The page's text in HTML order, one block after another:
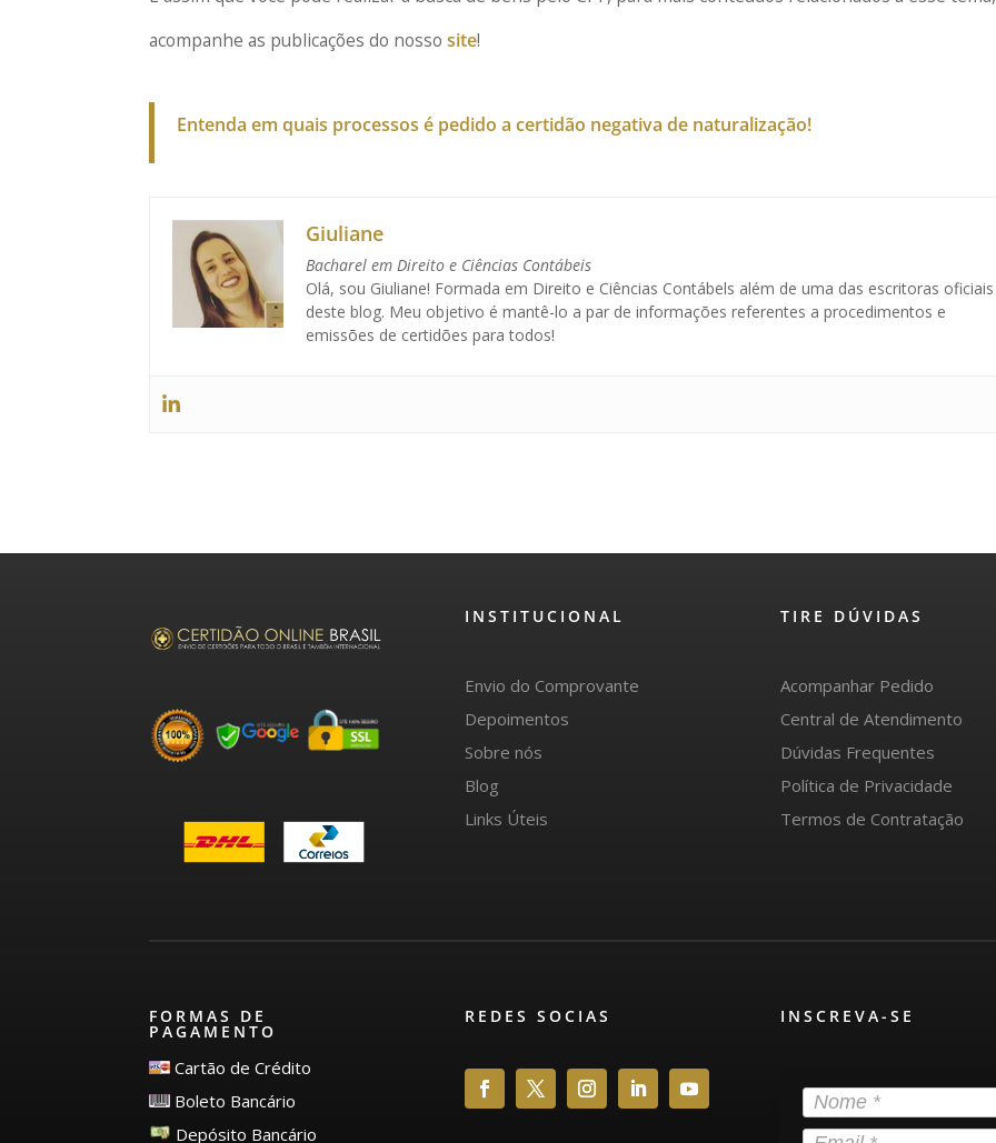
acompanhe as publicações do nossosite!
Entenda em quais processos é pedido a certidão negativa de naturalização!
Giuliane
Bacharel em Direito e Ciências Contábeis
Olá, sou Giuliane! Formada em Direito e Ciências Contábels além de uma das escritoras oficiais
deste blog. Meu objetivo é mantê-lo a par de informações referentes a procedimentos e
emissões de certidões para todos!
INSTITUCIONAL
Envio do Comprovante
Depoimentos
Sobre nós
Blog
Links Úteis
TIRE DÚVIDAS
Acompanhar Pedido
Central de Atendimento
Dúvidas Frequentes
Política de Privacidade
Termos de Contratação
FORMAS DE
PAGAMENTO
Cartão de Crédito
Boleto Bancário
Depósito Bancário
REDES SOCIAS INSCREVA-SE